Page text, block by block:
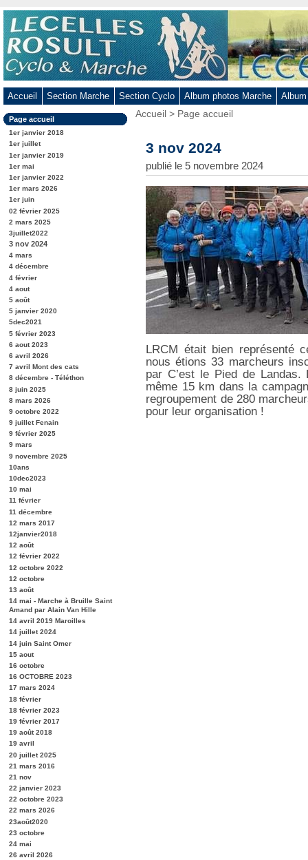
Aller
au
contenu
-
Aller
menu
principal
-
Aller
à
la
recherche
Accueil Section Marche Section Cyclo Album photos Marche
Dans
la
rubrique
:
Page accueil
1er janvier 2018
1er juillet
1er janvier 2019
1er mai
1er janvier 2022
1er mars 2026
1er juin
02 février 2025
2 mars 2025
3juillet2022
3 nov 2024
4 mars
4 décembre
4 février
4 aout
5 août
5 janvier 2020
5dec2021
5 février 2023
6 aout 2023
6 avril 2026
7 avril Mont des cats
8 décembre - Téléthon
8 juin 2025
8 mars 2026
9 octobre 2022
9 juillet Fenain
9 février 2025
9 mars
9 novembre 2025
10ans
10dec2023
10 mai
11 février
11 décembre
12 mars 2017
12janvier2018
12 août
12 février 2022
12 octobre 2022
12 octobre
13 août
14 mai - Marche à Bruille Saint
Amand par Alain Van Hille
14 avril 2019 Maroilles
14 juillet 2024
14 juin Saint Omer
15 aout
16 octobre
16 OCTOBRE 2023
17 mars 2024
18 février
18 février 2023
19 février 2017
19 août 2018
19 avril
20 juillet 2025
21 mars 2016
21 nov
22 janvier 2023
22 octobre 2023
22 mars 2026
23août2020
23 octobre
24 mai
26 avril 2026
Vous
Accueil > Page accueil
3 nov 2024
publié le 5 novembre 2024
LRCM était bien représenté
nous étions 33 marcheurs
par C’est le Pied de
même 15 km dans la
regroupement de 280
pour leur organisation !